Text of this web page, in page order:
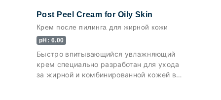
Post Peel Crеam for Oily Skin
Крем после пилинга для жирной кожи
pH: 6.00
Быстро впитывающийся увлажняющий
крем специально разработан для ухода
за жирной и комбинированной кожей в